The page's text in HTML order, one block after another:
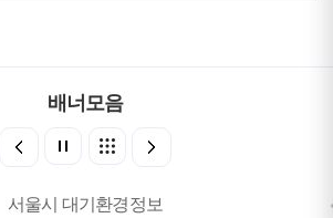
배너모음
서울시 대기환경정보